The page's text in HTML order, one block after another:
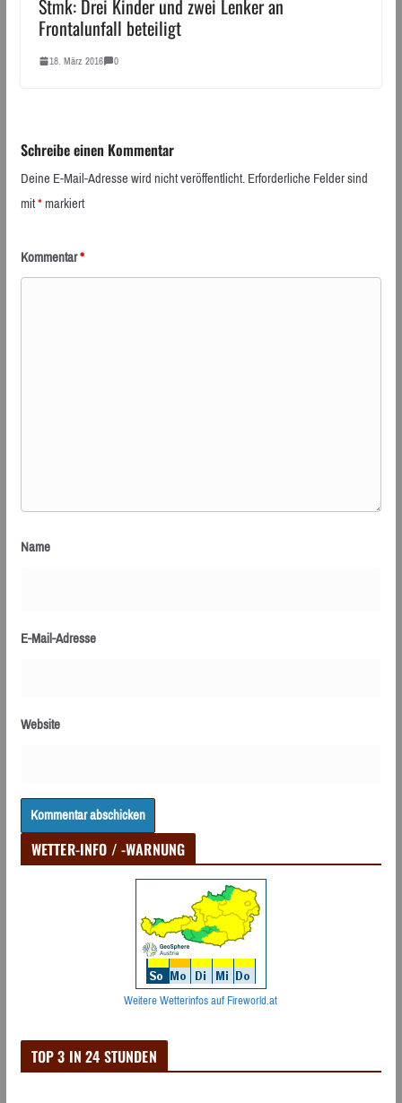
Stmk: Drei Kinder und zwei Lenker an
Frontalunfall beteiligt
18. März 2016 0
Schreibe einen Kommentar
Deine E-Mail-Adresse wird nicht veröffentlicht.Erforderliche Felder sind
mit*markiert
Kommentar*
Name
E-Mail-Adresse
Website
WETTER-INFO / -WARNUNG
Weitere Wetterinfos auf Fireworld.at
TOP 3 IN 24 STUNDEN